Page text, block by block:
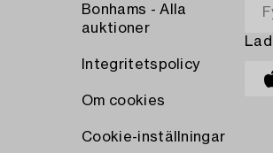
Bonhams - Alla
auktioner
Integritetspolicy
Om cookies
Cookie-inställningar